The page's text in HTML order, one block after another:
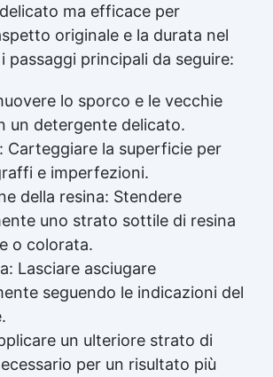
ma efficace per
originale e la durata nel
passaggi principali da seguire:
lo sporco e le vecchie
un detergente delicato.
Carteggiare la superficie per
e imperfezioni.
della resina: Stendere
uno strato sottile di resina
o colorata.
Lasciare asciugare
seguendo le indicazioni del
un ulteriore strato di
per un risultato più